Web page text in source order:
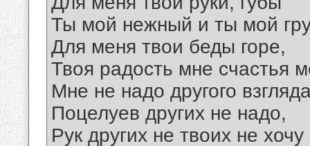
Ты мой нежный и ты мой
Для меня твои беды горе,
Твоя радость мне счастья
Мне не надо другого
Поцелуев других не надо,
Рук других не твоих не хочу